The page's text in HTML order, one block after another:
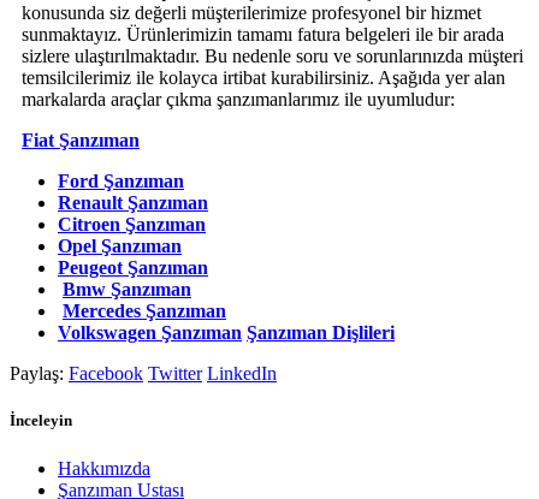
konusunda siz değerli müşterilerimize profesyonel bir hizmet
sunmaktayız. Ürünlerimizin tamamı fatura belgeleri ile bir arada
sizlere ulaştırılmaktadır. Bu nedenle soru ve sorunlarınızda müşteri
temsilcilerimiz ile kolayca irtibat kurabilirsiniz. Aşağıda yer alan
markalarda araçlar çıkma şanzımanlarımız ile uyumludur:
Fiat Şanzıman
Ford Şanzıman
Renault Şanzıman
Citroen Şanzıman
Opel Şanzıman
Peugeot Şanzıman
Bmw Şanzıman
Mercedes Şanzıman
Volkswagen Şanzıman Şanzıman Dişlileri
Paylaş: Facebook Twitter LinkedIn
İnceleyin
Hakkımızda
Şanzıman Ustası